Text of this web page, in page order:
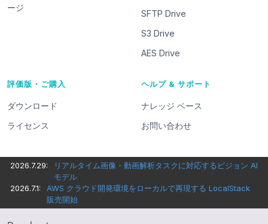
ージ
SFTP Drive
S3 Drive
AES Drive
評価版・ご購入
ダウンロード
ライセンス
ヘルプ & サポート
ナレッジ ベース
お問い合わせ
2026.7.29:
リアルタイム画像・動画解析タスクに対応するビジョン AI
モデル
2026.7.1:
AWS クラウド開発環境をローカルで再現する LocalStack
販売開始